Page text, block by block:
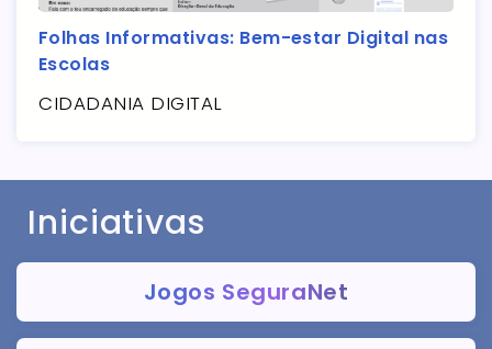
Folhas Informativas: Bem-estar Digital nas
Escolas
CIDADANIA DIGITAL
Iniciativas
Jogos SeguraNet